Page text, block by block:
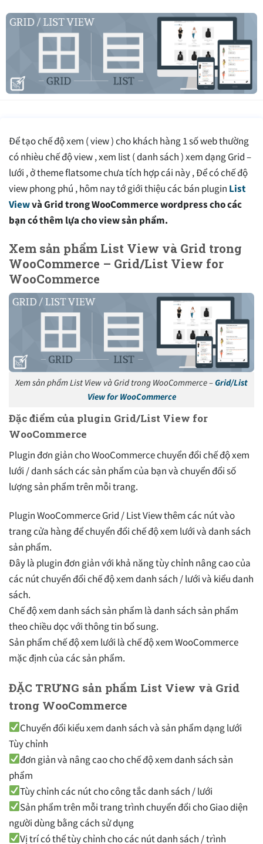
Để tạo chế độ xem ( view ) cho khách hàng 1 số web thường
có nhièu chế độ view , xem list ( danh sách ) xem dạng Grid –
lưới , ở theme flatsome chưa tích hợp cái này , Để có chế độ
view phong phú , hôm nay tớ giới thiệu các bán plugin List
Viewvà Grid trong WooCommerce wordpress cho các
bạn có thêm lựa cho view sản phẩm.
Xem sản phẩm List View và Grid trong
WooCommerce – Grid/List View for
WooCommerce
Xem sản phẩm List View và Grid trong WooCommerce –Grid/List
View for WooCommerce
Đặc điểm của plugin Grid/List View for
WooCommerce
Plugin đơn giản cho WooCommerce chuyển đổi chế độ xem
lưới / danh sách các sản phẩm của bạn và chuyển đổi số
lượng sản phẩm trên mỗi trang.
Plugin WooCommerce Grid / List View thêm các nút vào
trang cửa hàng để chuyển đổi chế độ xem lưới và danh sách
sản phẩm.
Đây là plugin đơn giản với khả năng tùy chỉnh nâng cao của
các nút chuyển đổi chế độ xem danh sách / lưới và kiểu danh
sách.
Chế độ xem danh sách sản phẩm là danh sách sản phẩm
theo chiều dọc với thông tin bổ sung.
Sản phẩm chế độ xem lưới là chế độ xem WooCommerce
mặc định của các sản phẩm.
ĐẶC TRƯNG sản phẩm List View và Grid
trong WooCommerce
Chuyển đổi kiểu xem danh sách và sản phẩm dạng lưới
Tùy chỉnh
đơn giản và nâng cao cho chế độ xem danh sách sản
phẩm
Tùy chỉnh các nút cho công tắc danh sách / lưới
Sản phẩm trên mỗi trang trình chuyển đổi cho Giao diện
người dùng bằng cách sử dụng
Vị trí có thể tùy chỉnh cho các nút danh sách / trình